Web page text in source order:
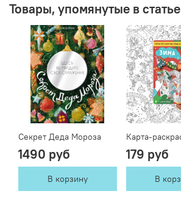
Товары, упомянутые в статье
Секрет Деда Мороза
1490 руб
В корзину
Карта-
179 руб
В